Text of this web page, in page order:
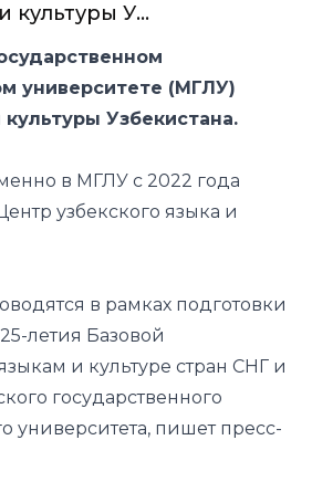
культуры У...
университете (МГЛУ)
Узбекистана.
в МГЛУ с 2022 года
узбекского языка и
в рамках подготовки
летия Базовой
и культуре стран СНГ и
государственного
университета, пишет пресс-